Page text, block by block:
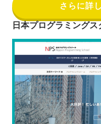
さらに詳
日本プログラミングス